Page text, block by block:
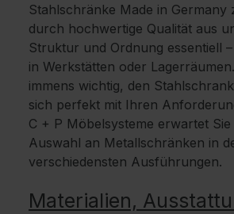
Stahlschränke Made in Germany
durch hochwertige Qualität aus
Struktur und Ordnung essentiell
in Werkstätten oder
immens wichtig, den
sich perfekt mit Ihren
C + P Möbelsysteme erwartet
Auswahl an Metallschränken in
verschiedensten Ausführungen.
Materialien,